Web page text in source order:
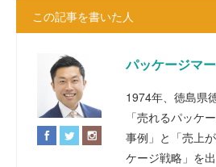
この記事を書いた人
パッケージマ
1974年、徳島県
「売れるパッケ
事例」と「売上
ケージ戦略」を